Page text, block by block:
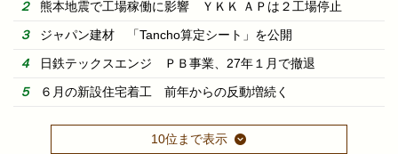
熊本地震で工場稼働に影響 ＹＫＫ ＡＰは２工場停止
ジャパン建材 「Tancho算定シート」を公開
日鉄テックスエンジ ＰＢ事業、27年１月で撤退
６月の新設住宅着工 前年からの反動増続く
10位まで表示